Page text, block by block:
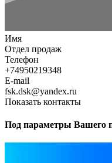
Имя
Отдел продаж
Телефон
+74950219348
E-mail
fsk.dsk@yandex.ru
Показать контакты
Под параметры Вашего